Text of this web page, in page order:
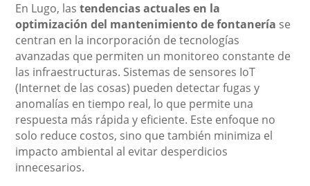
En Lugo, lastendencias actuales en la
optimización del mantenimiento de fontanería se
centran en la incorporación de tecnologías
avanzadas que permiten un monitoreo constante de
las infraestructuras. Sistemas de sensores IoT
(Internet de las cosas) pueden detectar fugas y
anomalías en tiempo real, lo que permite una
respuesta más rápida y eficiente. Este enfoque no
solo reduce costos, sino que también minimiza el
impacto ambiental al evitar desperdicios
innecesarios.